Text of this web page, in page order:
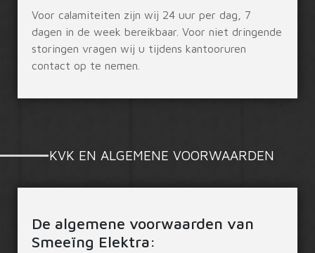
Voor calamiteiten zijn wij 24 uur per dag, 7
dagen in de week bereikbaar. Voor niet dringende
storingen vragen wij u tijdens kantooruren
contact op te nemen.
KVK EN ALGEMENE VOORWAARDEN
De algemene voorwaarden van
Smeeïng Elektra: